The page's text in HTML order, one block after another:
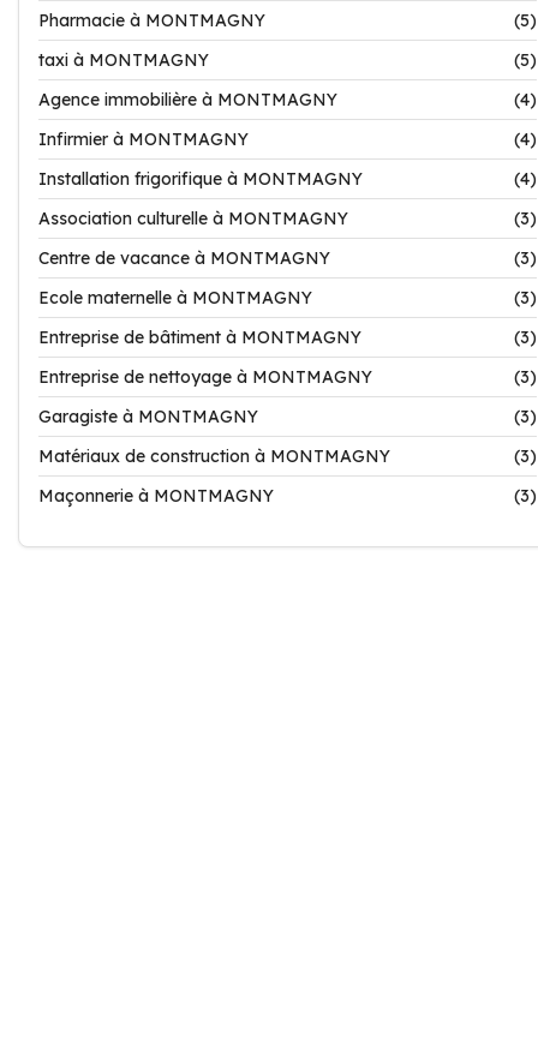
Pharmacie à MONTMAGNY
(5)
taxi à MONTMAGNY
(5)
Agence immobilière à MONTMAGNY
(4)
Infirmier à MONTMAGNY
(4)
Installation frigorifique à MONTMAGNY
(4)
Association culturelle à MONTMAGNY
(3)
Centre de vacance à MONTMAGNY
(3)
Ecole maternelle à MONTMAGNY
(3)
Entreprise de bâtiment à MONTMAGNY
(3)
Entreprise de nettoyage à MONTMAGNY
(3)
Garagiste à MONTMAGNY
(3)
Matériaux de construction à MONTMAGNY
(3)
Maçonnerie à MONTMAGNY
(3)